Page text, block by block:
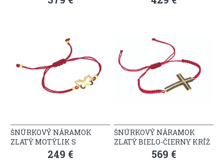
ŠNÚRKOVÝ NÁRAMOK
ZLATÝ MOTÝLIK S
KAMIENKAMI
249 €
ŠNÚRKOVÝ NÁRAMOK
ZLATÝ BIELO-ČIERNY KRÍŽ
569 €